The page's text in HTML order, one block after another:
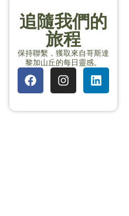
追隨我們的
旅程
保持聯繫，獲取來自哥斯達
黎加山丘的每日靈感。